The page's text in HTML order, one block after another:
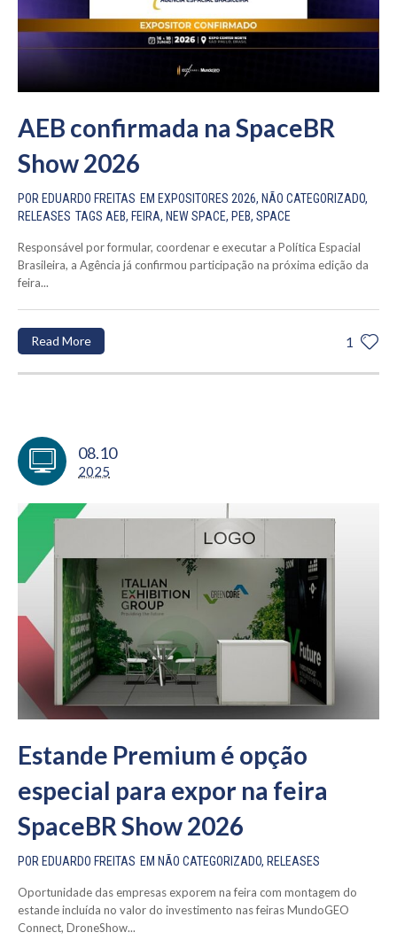
AEB confirmada na SpaceBR
Show 2026
POR EDUARDO FREITAS EM EXPOSITORES 2026, NÃO CATEGORIZADO,
RELEASES TAGS AEB, FEIRA, NEW SPACE, PEB, SPACE
Responsável por formular, coordenar e executar a Política Espacial
Brasileira, a Agência já confirmou participação na próxima edição da
feira...
1
Read More
08.10
2025
Estande Premium é opção
especial para expor na feira
SpaceBR Show 2026
POR EDUARDO FREITAS EM NÃO CATEGORIZADO, RELEASES
Oportunidade das empresas exporem na feira com montagem do
estande incluída no valor do investimento nas feiras MundoGEO
Connect, DroneShow...